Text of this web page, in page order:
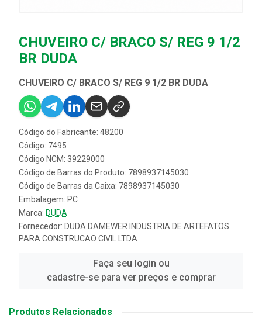
CHUVEIRO C/ BRACO S/ REG 9 1/2
BR DUDA
CHUVEIRO C/ BRACO S/ REG 9 1/2 BR DUDA
Código do Fabricante: 48200
Código: 7495
Código NCM: 39229000
Código de Barras do Produto: 7898937145030
Código de Barras da Caixa: 7898937145030
Embalagem: PC
Marca: DUDA
Fornecedor: DUDA DAMEWER INDUSTRIA DE ARTEFATOS
PARA CONSTRUCAO CIVIL LTDA
Faça seu login ou
cadastre-se para ver preços e comprar
Produtos Relacionados